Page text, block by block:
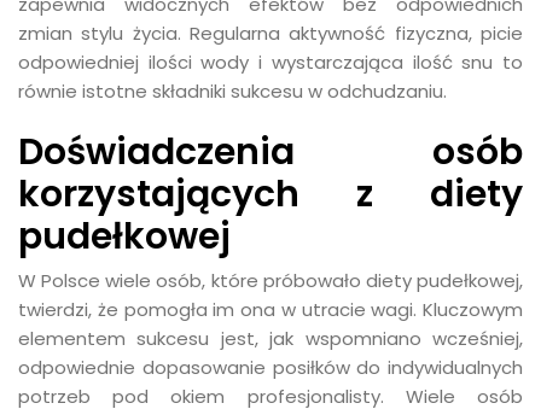
zmian stylu życia. Regularna aktywność fizyczna, picie
odpowiedniej ilości wody i wystarczająca ilość snu to
równie istotne składniki sukcesu w odchudzaniu.
Doświadczenia osób
korzystających z diety
pudełkowej
W Polsce wiele osób, które próbowało diety pudełkowej,
twierdzi, że pomogła im ona w utracie wagi. Kluczowym
elementem sukcesu jest, jak wspomniano wcześniej,
odpowiednie dopasowanie posiłków do indywidualnych
potrzeb pod okiem profesjonalisty. Wiele osób